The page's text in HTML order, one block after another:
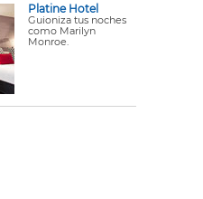
Platine Hotel
Guioniza tus noches
como Marilyn
Monroe.